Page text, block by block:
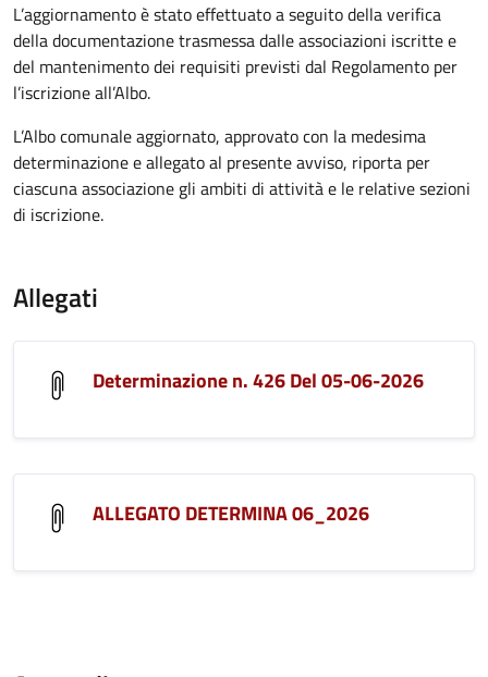
L’aggiornamento è stato effettuato a seguito della verifica
della documentazione trasmessa dalle associazioni iscritte e
del mantenimento dei requisiti previsti dal Regolamento per
l’iscrizione all’Albo.
L’Albo comunale aggiornato, approvato con la medesima
determinazione e allegato al presente avviso, riporta per
ciascuna associazione gli ambiti di attività e le relative sezioni
di iscrizione.
Allegati
Determinazione n. 426 Del 05-06-2026
ALLEGATO DETERMINA 06_2026